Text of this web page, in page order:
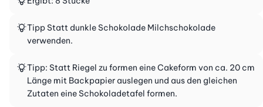
Tipp Statt dunkle Schokolade Milchschokolade
verwenden.
Tipp: Statt Riegel zu formen eine Cakeform von ca. 20 cm
Länge mit Backpapier auslegen und aus den gleichen
Zutaten eine Schokoladetafel formen.